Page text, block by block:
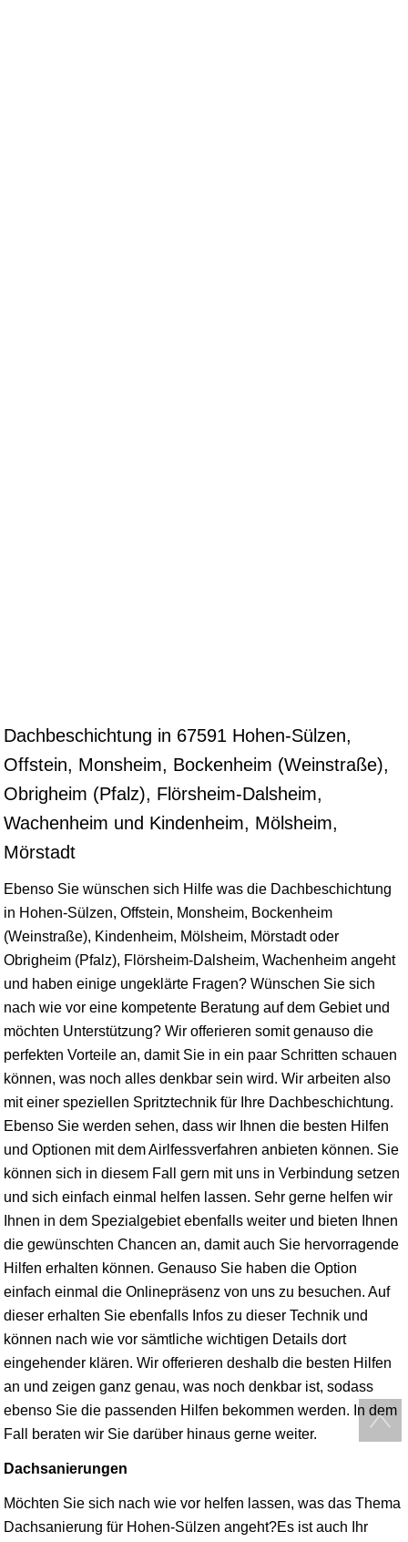
Dachbeschichtung in 67591 Hohen-Sülzen,
Offstein, Monsheim, Bockenheim (Weinstraße),
Obrigheim (Pfalz), Flörsheim-Dalsheim,
Wachenheim und Kindenheim, Mölsheim,
Mörstadt
Ebenso Sie wünschen sich Hilfe was die Dachbeschichtung
in Hohen-Sülzen, Offstein, Monsheim, Bockenheim
(Weinstraße), Kindenheim, Mölsheim, Mörstadt oder
Obrigheim (Pfalz), Flörsheim-Dalsheim, Wachenheim angeht
und haben einige ungeklärte Fragen? Wünschen Sie sich
nach wie vor eine kompetente Beratung auf dem Gebiet und
möchten Unterstützung? Wir offerieren somit genauso die
perfekten Vorteile an, damit Sie in ein paar Schritten schauen
können, was noch alles denkbar sein wird. Wir arbeiten also
mit einer speziellen Spritztechnik für Ihre Dachbeschichtung.
Ebenso Sie werden sehen, dass wir Ihnen die besten Hilfen
und Optionen mit dem Airlfessverfahren anbieten können. Sie
können sich in diesem Fall gern mit uns in Verbindung setzen
und sich einfach einmal helfen lassen. Sehr gerne helfen wir
Ihnen in dem Spezialgebiet ebenfalls weiter und bieten Ihnen
die gewünschten Chancen an, damit auch Sie hervorragende
Hilfen erhalten können. Genauso Sie haben die Option
einfach einmal die Onlinepräsenz von uns zu besuchen. Auf
dieser erhalten Sie ebenfalls Infos zu dieser Technik und
können nach wie vor sämtliche wichtigen Details dort
eingehender klären. Wir offerieren deshalb die besten Hilfen
an und zeigen ganz genau, was noch denkbar ist, sodass
ebenso Sie die passenden Hilfen bekommen werden. In dem
Fall beraten wir Sie darüber hinaus gerne weiter.
Dachsanierungen
Möchten Sie sich nach wie vor helfen lassen, was das Thema
Dachsanierung für Hohen-Sülzen angeht?Es ist auch Ihr